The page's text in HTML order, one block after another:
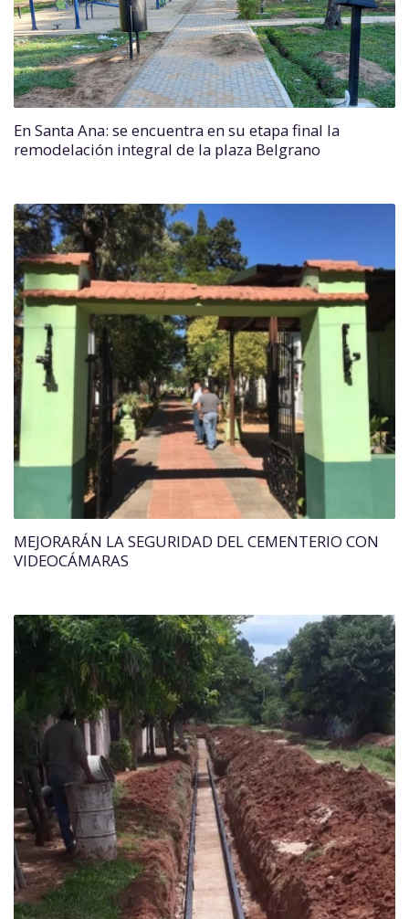
En Santa Ana: se encuentra en su etapa final la
remodelación integral de la plaza Belgrano
MEJORARÁN LA SEGURIDAD DEL CEMENTERIO CON
VIDEOCÁMARAS